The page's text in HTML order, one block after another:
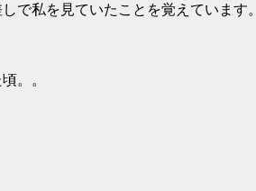
で私を見ていたことを覚えています。
。。